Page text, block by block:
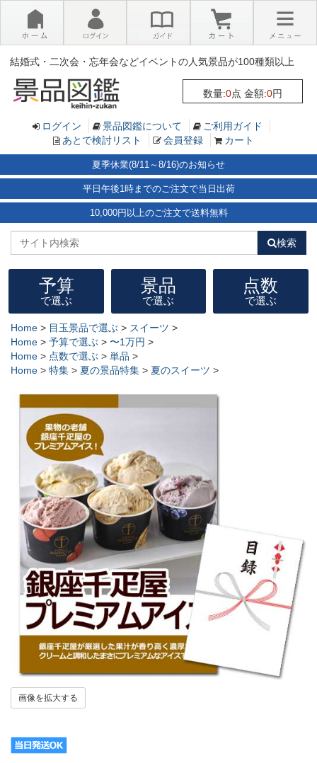
結婚式・二次会・忘年会などイベントの人気景品が100種類以上
数量:0点 金額:0円
×
ログイン 景品図鑑について
ご利用ガイド
あとで検討リスト
会員登録 カート
夏季休業(8/11～8/16)のお知らせ
平日午後1時までのご注文で当日出荷
10,000円以上のご注文で送料無料
検索
予算
で選ぶ
景品
で選ぶ
点数
で選ぶ
Home > 目玉景品で選ぶ > スイーツ >
Home > 予算で選ぶ > 〜1万円 >
Home > 点数で選ぶ > 単品 >
Home > 特集 > 夏の景品特集 > 夏のスイーツ >
画像を拡大する